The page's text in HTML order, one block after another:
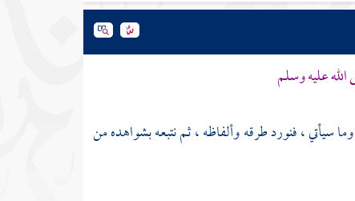
عليه وسلم
سيأتي ، فنورد طرقه وألفاظه ، ثم نتبعه بشواهده من